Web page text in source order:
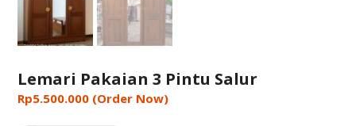
Lemari Pakaian 3 Pintu Salur
Rp5.500.000 (Order Now)